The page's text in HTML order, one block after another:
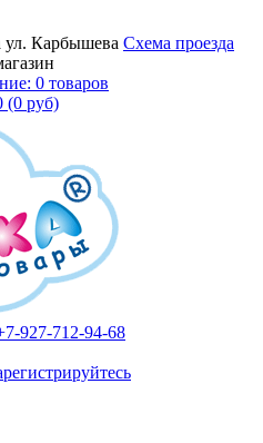
ул. Карбышева Схема проезда
0 товаров
(0 руб)
927-712-94-68